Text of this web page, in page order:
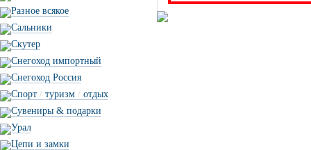
Разное всякое
Сальники
Скутер
Снегоход импортный
Снегоход Россия
Спорт / туризм / отдых
Сувениры & подарки
Урал
Цепи и замки